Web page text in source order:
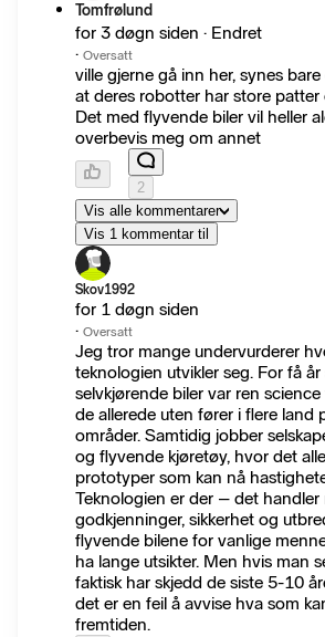
Tomfrølund
for 3 døgn siden · Endret
· Oversatt
ville gjerne gå inn her, synes
at deres robotter har store
Det med flyvende biler vil heller
overbevis meg om annet
2
Vis alle kommentarer
Vis 1 kommentar til
Skov1992
for 1 døgn siden
· Oversatt
Jeg tror mange undervurderer
teknologien utvikler seg. For få
selvkjørende biler var ren
de allerede uten fører i flere land
områder. Samtidig jobber
og flyvende kjøretøy, hvor det
prototyper som kan nå
Teknologien er der – det handler
godkjenninger, sikkerhet og
flyvende bilene for vanlige
ha lange utsikter. Men hvis man
faktisk har skjedd de siste 5-10
det er en feil å avvise hva som
fremtiden.